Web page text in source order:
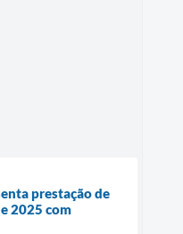
prestação de
2025 com